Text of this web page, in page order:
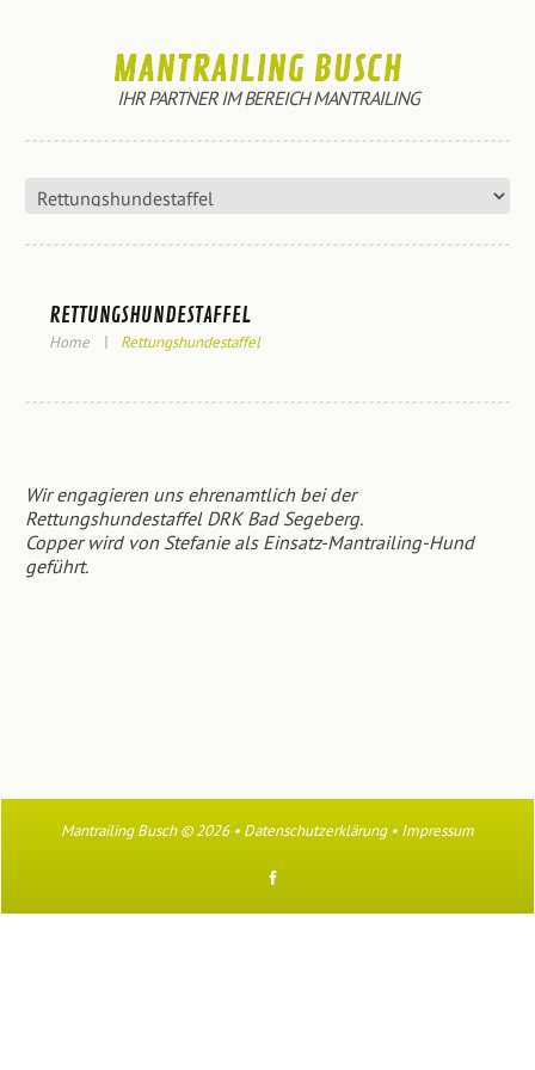
IHR PARTNER IM BEREICH MANTRAILING
RETTUNGSHUNDESTAFFEL
Home Rettungshundestaffel
Wir engagieren uns ehrenamtlich bei der
Rettungshundestaffel DRK Bad Segeberg.
Copper wird von Stefanie als Einsatz-Mantrailing-Hund
geführt.
Mantrailing Busch© 2026 • Datenschutzerklärung• Impressum